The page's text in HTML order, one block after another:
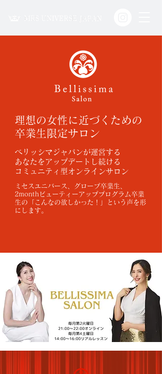
理想の女性に近づくための
​卒業生限定サロン
​ベリッシマジャパンが運営する
あなたをアップデートし続ける
コミュニティ型オンラインサロン
​ミセスユニバース、グローブ卒業生、
2monthビューティーアッププログラム卒業
生の 「こんなの欲しかった！」という声を形
にします。